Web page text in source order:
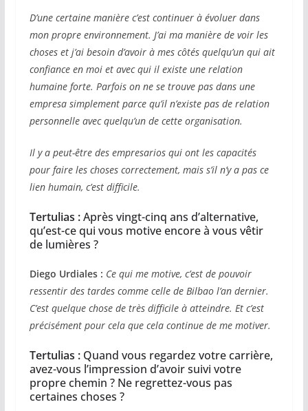
D’une certaine manière c’est continuer à évoluer dans
mon propre environnement. J’ai ma manière de voir les
choses et j’ai besoin d’avoir à mes côtés quelqu’un qui ait
confiance en moi et avec qui il existe une relation
humaine forte. Parfois on ne se trouve pas dans une
empresa simplement parce qu’il n’existe pas de relation
personnelle avec quelqu’un de cette organisation.
Il y a peut-être des empresarios qui ont les capacités
pour faire les choses correctement, mais s’il n’y a pas ce
lien humain, c’est difficile.
Tertulias :Après vingt-cinq ans d’alternative,
qu’est-ce qui vous motive encore à vous vêtir
de lumières ?
Diego Urdiales : Ce qui me motive, c’est de pouvoir
ressentir des tardes comme celle de Bilbao l’an dernier.
C’est quelque chose de très difficile à atteindre. Et c’est
précisément pour cela que cela continue de me motiver.
Tertulias :Quand vous regardez votre carrière,
avez-vous l’impression d’avoir suivi votre
propre chemin ? Ne regrettez-vous pas
certaines choses ?